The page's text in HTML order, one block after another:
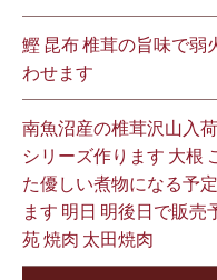
鰹 昆布 椎茸の旨味で弱
わせます
南魚沼産の椎茸沢山入
シリーズ作ります 大根
た優しい煮物になる予
ます 明日 明後日で販売
苑 焼肉 太田焼肉